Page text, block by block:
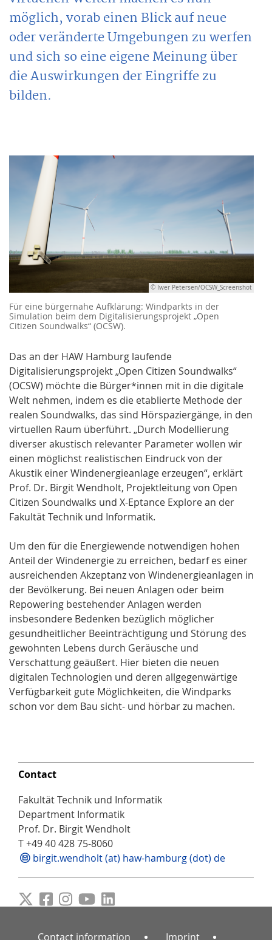
möglich, vorab einen Blick auf neue
oder veränderte Umgebungen zu werfen
und sich so eine eigene Meinung über
die Auswirkungen der Eingriffe zu
bilden.
© Iwer Petersen/OCSW_Screenshot
Für eine bürgernahe Aufklärung: Windparkts in der
Simulation beim dem Digitalisierungsprojekt „Open
Citizen Soundwalks“ (OCSW).
Das an der HAW Hamburg laufende
Digitalisierungsprojekt „Open Citizen Soundwalks“
(OCSW) möchte die Bürger*innen mit in die digitale
Welt nehmen, indem es die etablierte Methode der
realen Soundwalks, das sind Hörspaziergänge, in den
virtuellen Raum überführt. „Durch Modellierung
diverser akustisch relevanter Parameter wollen wir
einen möglichst realistischen Eindruck von der
Akustik einer Windenergieanlage erzeugen“, erklärt
Prof. Dr. Birgit Wendholt, Projektleitung von Open
Citizen Soundwalks und X-Eptance Explore an der
Fakultät Technik und Informatik.
Um den für die Energiewende notwendigen hohen
Anteil der Windenergie zu erreichen, bedarf es einer
ausreichenden Akzeptanz von Windenergieanlagen in
der Bevölkerung. Bei neuen Anlagen oder beim
Repowering bestehender Anlagen werden
insbesondere Bedenken bezüglich möglicher
gesundheitlicher Beeinträchtigung und Störung des
gewohnten Lebens durch Geräusche und
Verschattung geäußert. Hier bieten die neuen
digitalen Technologien und deren allgegenwärtige
Verfügbarkeit gute Möglichkeiten, die Windparks
schon vor dem Bau sicht- und hörbar zu machen.
Contact
Fakultät Technik und Informatik
Department Informatik
Prof. Dr. Birgit Wendholt
T +49 40 428 75-8060
birgit.wendholt (at) haw-hamburg (dot) de
Contact information Imprint